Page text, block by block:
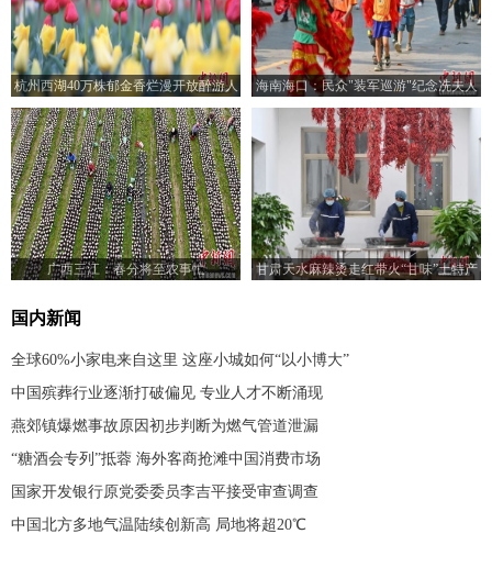
杭州西湖40万株郁金香烂漫开放醉游人 海南海口：民众"装军巡游"纪念冼夫人
广西三江：春分将至农事忙 甘肃天水麻辣烫走红带火“甘味”土特产
国内新闻
全球60%小家电来自这里 这座小城如何“以小博大”
中国殡葬行业逐渐打破偏见 专业人才不断涌现
燕郊镇爆燃事故原因初步判断为燃气管道泄漏
“糖酒会专列”抵蓉 海外客商抢滩中国消费市场
国家开发银行原党委委员李吉平接受审查调查
中国北方多地气温陆续创新高 局地将超20℃